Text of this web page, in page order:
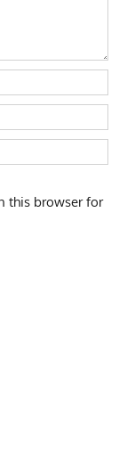
this browser for